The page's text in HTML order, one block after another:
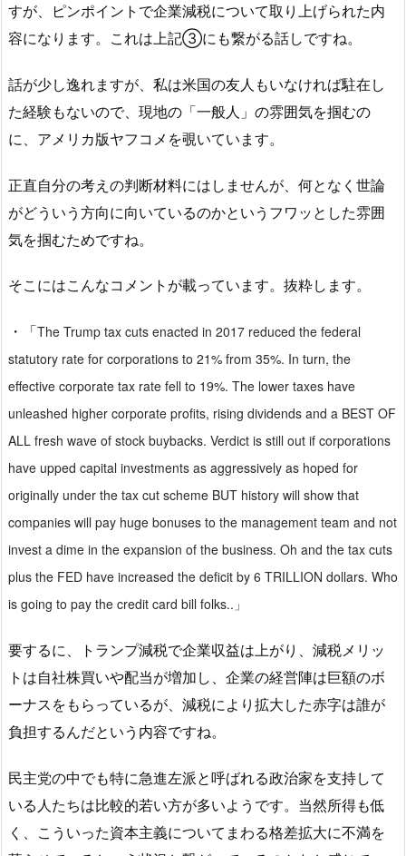
すが、ピンポイントで企業減税について取り上げられた内
容になります。これは上記③にも繋がる話しですね。
話が少し逸れますが、私は米国の友人もいなければ駐在し
た経験もないので、現地の「一般人」の雰囲気を掴むの
に、アメリカ版ヤフコメを覗いています。
正直自分の考えの判断材料にはしませんが、何となく世論
がどういう方向に向いているのかというフワッとした雰囲
気を掴むためですね。
そこにはこんなコメントが載っています。抜粋します。
・「The Trump tax cuts enacted in 2017 reduced the federal
statutory rate for corporations to 21% from 35%. In turn, the
effective corporate tax rate fell to 19%. The lower taxes have
unleashed higher corporate profits, rising dividends and a BEST OF
ALL fresh wave of stock buybacks. Verdict is still out if corporations
have upped capital investments as aggressively as hoped for
originally under the tax cut scheme BUT history will show that
companies will pay huge bonuses to the management team and not
invest a dime in the expansion of the business. Oh and the tax cuts
plus the FED have increased the deficit by 6 TRILLION dollars. Who
is going to pay the credit card bill folks..」
要するに、トランプ減税で企業収益は上がり、減税メリッ
トは自社株買いや配当が増加し、企業の経営陣は巨額のボ
ーナスをもらっているが、減税により拡大した赤字は誰が
負担するんだという内容ですね。
民主党の中でも特に急進左派と呼ばれる政治家を支持して
いる人たちは比較的若い方が多いようです。当然所得も低
く、こういった資本主義についてまわる格差拡大に不満を